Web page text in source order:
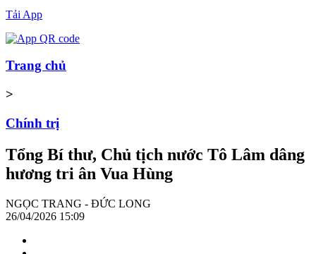
Tải App
Trang chủ
>
Chính trị
Tổng Bí thư, Chủ tịch nước Tô Lâm dâng
hương tri ân Vua Hùng
NGỌC TRANG - ĐỨC LONG
26/04/2026 15:09